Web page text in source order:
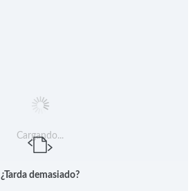
Cargando...
¿Tarda demasiado?